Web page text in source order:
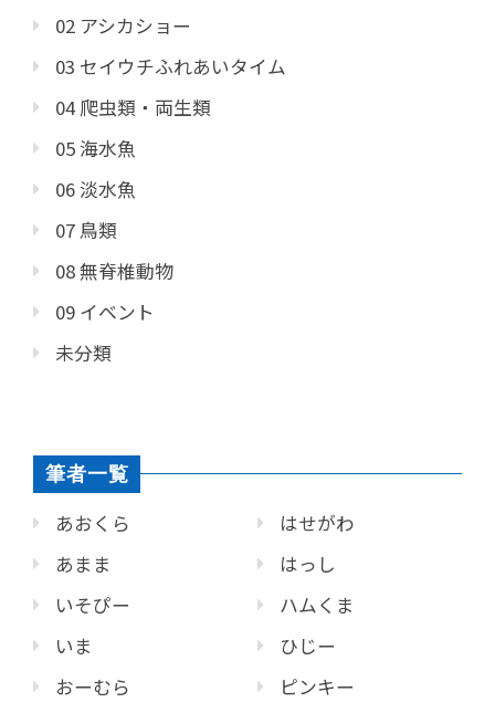
02 アシカショー
03 セイウチふれあいタイム
04 爬虫類・両生類
05 海水魚
06 淡水魚
07 鳥類
08 無脊椎動物
09 イベント
未分類
筆者一覧
あおくら
あまま
いそぴー
いま
おーむら
はせがわ
はっし
ハムくま
ひじー
ピンキー